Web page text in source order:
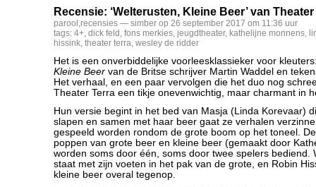
Recensie: ‘Welterusten, Kleine Beer’ van
parool ,recensies — simber op 26 september 2017 om 11:36 uur
tags: 4+, dick feld , fons merkies, jeugdtheater, kathelijne monnens,
hissink, theater terra, wesley de ridder
Het is een onverbiddelijke voorleesklassieker voor
Kleine Beer van de Britse schrijver Martin Waddel en
Het verhaal, en een paar vervolgen die het duo nog
Theater Terra een tikje onevenwichtig, maar charmant in
Hun versie begint in het bed van Masja (Linda Korevaar)
slapen en samen met haar beer gaat ze verhalen
gespeeld worden rondom de grote boom op het toneel.
poppen van grote beer en kleine beer (gemaakt door
worden soms door één, soms door twee spelers bediend.
staat met zijn voeten in het pak van de grote, en Robin
kleine beer overal tegenop.